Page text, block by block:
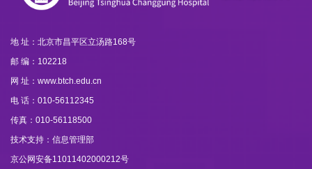
地 址：北京市昌平区立汤路168号
邮 编：102218
网 址：www.btch.edu.cn
电 话：010-56112345
传真：010-56118500
技术支持：信息管理部
京公网安备11011402000212号